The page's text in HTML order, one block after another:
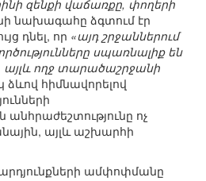
զենքի վաճառքը, փողերի
նախագահը ձգտում էր
դնել, որ «այդ շրջաններում
սպառնալիք են
այլև ողջ տարածաշրջանի
ձևով հիմնավորելով
ոչ
այլև աշխարհի
ամփոփմանը